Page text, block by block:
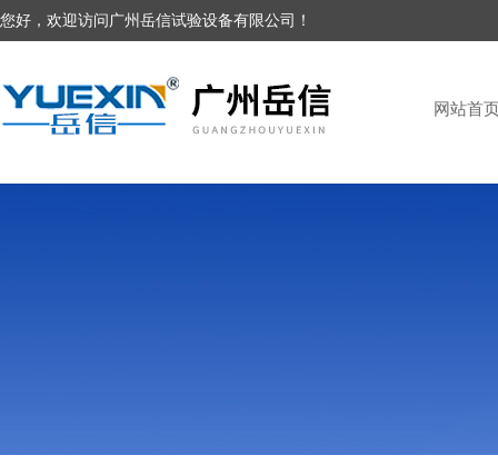
您好，欢迎访问广州岳信试验设备有限公司！
网站首